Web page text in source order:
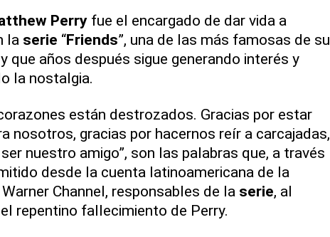
Perryfue el encargado de dar vida a
la serie “Friends”, una de las más famosas de su
que años después sigue generando interés y
la nostalgia.
están destrozados. Gracias por estar
nosotros, gracias por hacernos reír a carcajadas,
nuestro amigo”, son las palabras que, a través
desde la cuenta latinoamericana de la
Channel, responsables de la serie, al
repentino fallecimiento de Perry.